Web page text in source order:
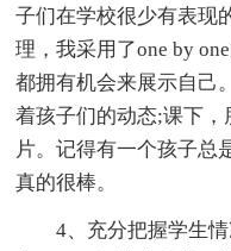
子们在学校很少有表现
理，我采用了one by
都拥有机会来展示自己
着孩子们的动态;课下
片。记得有一个孩子总
真的很棒。
4、充分把握学生